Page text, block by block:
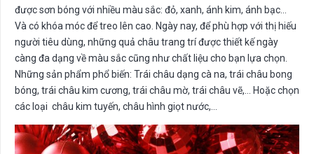
được sơn bóng với nhiều màu sắc: đỏ, xanh, ánh kim, ánh bạc…
Và có khóa móc để treo lên cao. Ngày nay, để phù hợp với thị hiếu
người tiêu dùng, những quả châu trang trí được thiết kế ngày
càng đa dạng về màu sắc cũng như chất liệu cho bạn lựa chọn.
Những sản phẩm phổ biến: Trái châu dạng cà na, trái châu bong
bóng, trái châu kim cương, trái châu mờ, trái châu vẽ,… Hoặc chọn
các loại châu kim tuyến, châu hình giọt nước,…